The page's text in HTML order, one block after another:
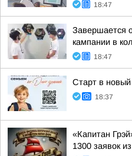
18:47
Завершается
кампании в
18:47
Старт в
18:37
«Капитан
1300 заявок